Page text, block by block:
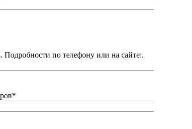
по телефону или на сайте:.